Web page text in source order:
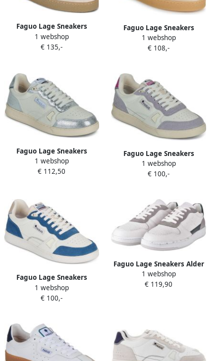
Faguo Lage Sneakers
LUMBO
1 webshop
€ 135,-
Faguo Lage Sneakers
LUMBO
1 webshop
€ 108,-
Faguo Lage Sneakers
COMMUTE
1 webshop
€ 112,50
Faguo Lage Sneakers
COMMUTE
1 webshop
€ 100,-
Faguo Lage Sneakers
COMMUTE
1 webshop
€ 100,-
Faguo Lage Sneakers Alder
Leather suede S23CG3205
2206
1 webshop
€ 119,90